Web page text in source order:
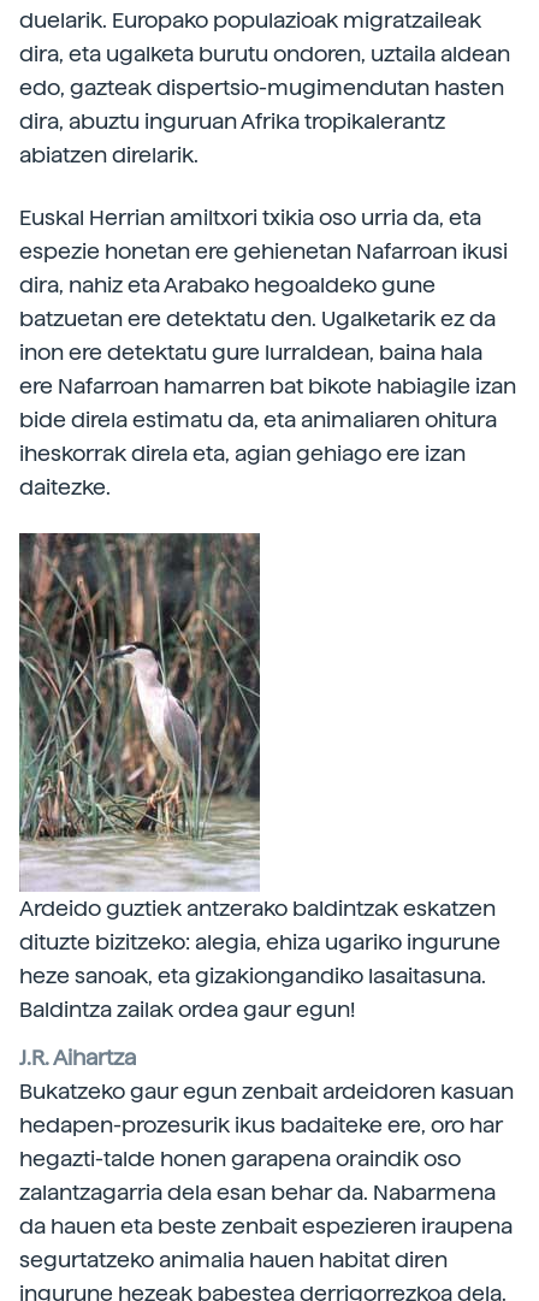
duelarik. Europako populazioak migratzaileak
dira, eta ugalketa burutu ondoren, uztaila aldean
edo, gazteak dispertsio-mugimendutan hasten
dira, abuztu inguruan Afrika tropikalerantz
abiatzen direlarik.
Euskal Herrian amiltxori txikia oso urria da, eta
espezie honetan ere gehienetan Nafarroan ikusi
dira, nahiz eta Arabako hegoaldeko gune
batzuetan ere detektatu den. Ugalketarik ez da
inon ere detektatu gure lurraldean, baina hala
ere Nafarroan hamarren bat bikote habiagile izan
bide direla estimatu da, eta animaliaren ohitura
iheskorrak direla eta, agian gehiago ere izan
daitezke.
Ardeido guztiek antzerako baldintzak eskatzen
dituzte bizitzeko: alegia, ehiza ugariko ingurune
heze sanoak, eta gizakiongandiko lasaitasuna.
Baldintza zailak ordea gaur egun!
J.R. Aihartza
Bukatzeko gaur egun zenbait ardeidoren kasuan
hedapen-prozesurik ikus badaiteke ere, oro har
hegazti-talde honen garapena oraindik oso
zalantzagarria dela esan behar da. Nabarmena
da hauen eta beste zenbait espezieren iraupena
segurtatzeko animalia hauen habitat diren
ingurune hezeak babestea derrigorrezkoa dela.